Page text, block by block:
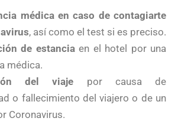
médica en caso de contagiarte
, así como el test si es preciso.
de estanciaen el hotel por una
médica.
del viaje por causa de
o fallecimiento del viajero o de un
Coronavirus.